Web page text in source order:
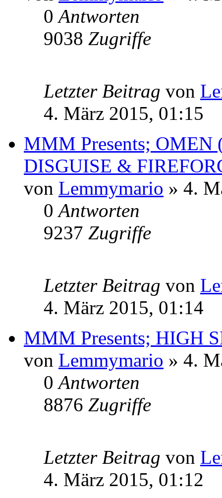
0Antworten
9038 Zugriffe
Letzter Beitrag von
4. März 2015, 01:15
MMM Presents; OMEN
DISGUISE &
von Lemmymario » 4.
0Antworten
9237 Zugriffe
Letzter Beitrag von
4. März 2015, 01:14
MMM Presents; HIGH
von Lemmymario » 4.
0Antworten
8876 Zugriffe
Letzter Beitrag von
4. März 2015, 01:12